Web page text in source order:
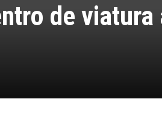
de viatura